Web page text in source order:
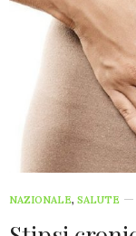
NAZIONALE, SALUTE